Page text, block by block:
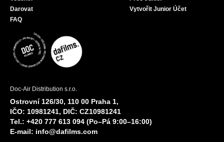
Darovat
FAQ
Vytvořit Junior Účet
Doc-Air Distribution s.r.o.
Ostrovní 126/30, 110 00 Praha 1,
IČO: 10981241, DIČ: CZ10981241
Tel.: +420 777 613 094 (Po–Pá 9:00–16:00)
E-mail: info@dafilms.com